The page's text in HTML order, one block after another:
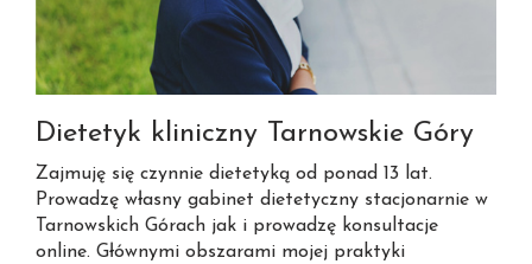
Dietetyk kliniczny Tarnowskie Góry
Zajmuję się czynnie dietetyką od ponad 13 lat.
Prowadzę własny gabinet dietetyczny stacjonarnie w
Tarnowskich Górach jak i prowadzę konsultacje
online. Głównymi obszarami mojej praktyki